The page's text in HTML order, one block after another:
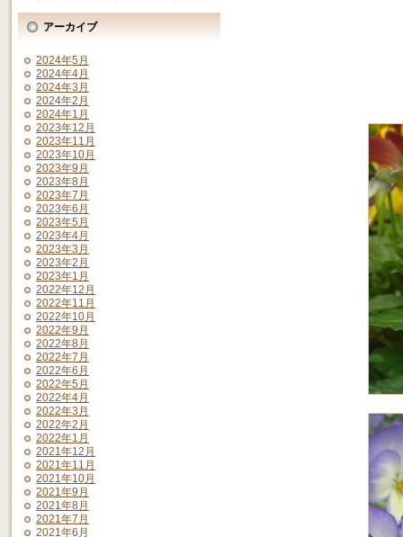
アーカイブ
2024年5月
2024年4月
2024年3月
2024年2月
2024年1月
2023年12月
2023年11月
2023年10月
2023年9月
2023年8月
2023年7月
2023年6月
2023年5月
2023年4月
2023年3月
2023年2月
2023年1月
2022年12月
2022年11月
2022年10月
2022年9月
2022年8月
2022年7月
2022年6月
2022年5月
2022年4月
2022年3月
2022年2月
2022年1月
2021年12月
2021年11月
2021年10月
2021年9月
2021年8月
2021年7月
2021年6月